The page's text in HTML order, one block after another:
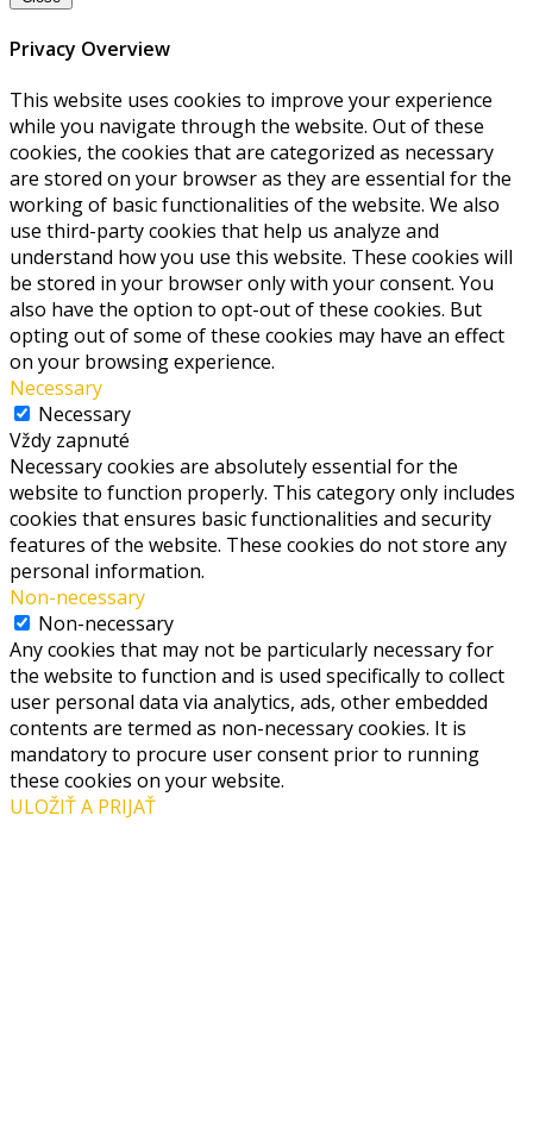
Privacy Overview
This website uses cookies to improve your experience
while you navigate through the website. Out of these
cookies, the cookies that are categorized as necessary
are stored on your browser as they are essential for the
working of basic functionalities of the website. We also
use third-party cookies that help us analyze and
understand how you use this website. These cookies will
be stored in your browser only with your consent. You
also have the option to opt-out of these cookies. But
opting out of some of these cookies may have an effect
on your browsing experience.
Necessary
Necessary
Vždy zapnuté
Necessary cookies are absolutely essential for the
website to function properly. This category only includes
cookies that ensures basic functionalities and security
features of the website. These cookies do not store any
personal information.
Non-necessary
Non-necessary
Any cookies that may not be particularly necessary for
the website to function and is used specifically to collect
user personal data via analytics, ads, other embedded
contents are termed as non-necessary cookies. It is
mandatory to procure user consent prior to running
these cookies on your website.
ULOŽIŤ A PRIJAŤ